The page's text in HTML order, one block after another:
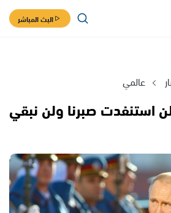
البث المباشر
عالمي
استنفدت صبرنا ولن نبقي